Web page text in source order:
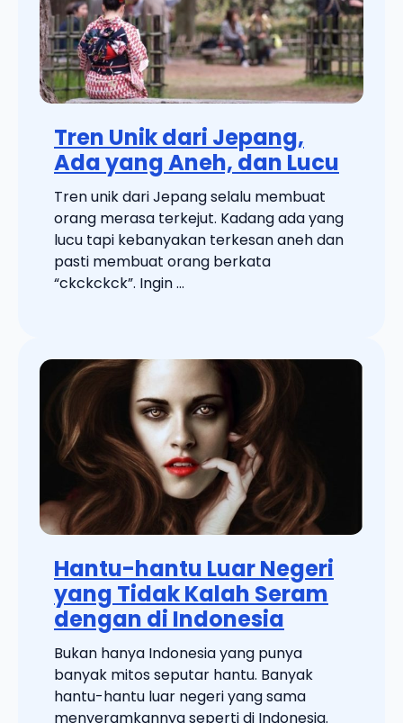
Tren Unik dari Jepang,
Ada yang Aneh, dan Lucu
Tren unik dari Jepang selalu membuat
orang merasa terkejut. Kadang ada yang
lucu tapi kebanyakan terkesan aneh dan
pasti membuat orang berkata
“ckckckck”. Ingin ...
Hantu-hantu Luar Negeri
yang Tidak Kalah Seram
dengan di Indonesia
Bukan hanya Indonesia yang punya
banyak mitos seputar hantu. Banyak
hantu-hantu luar negeri yang sama
menyeramkannya seperti di Indonesia.